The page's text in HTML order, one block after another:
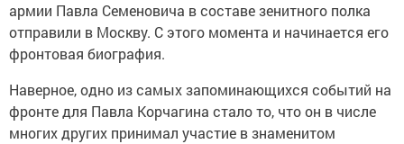
армии Павла Семеновича в составе зенитного полка
отправили в Москву. С этого момента и начинается его
фронтовая биография.
Наверное, одно из самых запоминающихся событий на
фронте для Павла Корчагина стало то, что он в числе
многих других принимал участие в знаменитом